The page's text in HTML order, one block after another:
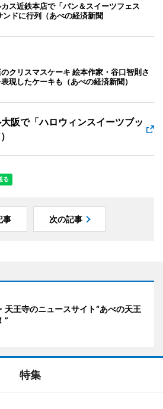
ス近鉄本店で「パン＆スイーツフェス
ンドに行列（あべの経済新聞
クリスマスケーキ 絵本作家・谷口智則さ
現したケーキも（あべの経済新聞）
阪で「ハロウィンスイーツブッ
事 次の記事
天王寺のニュースサイト“あべの天王
”
特集